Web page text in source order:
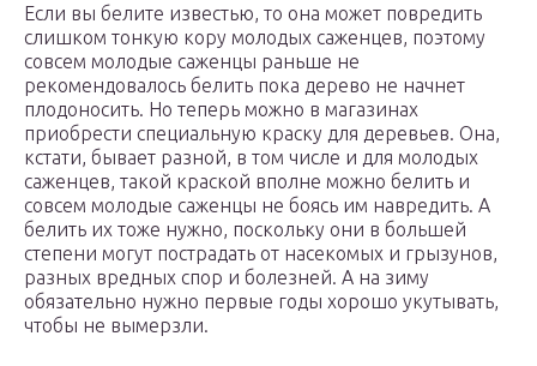
Если вы белите известью, то она может повредить
слишком тонкую кору молодых саженцев, поэтому
совсем молодые саженцы раньше не
рекомендовалось белить пока дерево не начнет
плодоносить. Но теперь можно в магазинах
приобрести специальную краску для деревьев. Она,
кстати, бывает разной, в том числе и для молодых
саженцев, такой краской вполне можно белить и
совсем молодые саженцы не боясь им навредить. А
белить их тоже нужно, поскольку они в большей
степени могут пострадать от насекомых и грызунов,
разных вредных спор и болезней. А на зиму
обязательно нужно первые годы хорошо укутывать,
чтобы не вымерзли.